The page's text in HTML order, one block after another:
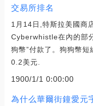
交易所排名
1月14日,特斯拉美國商
Cyberwhistle在內的部
狗幣”付款了。狗狗幣
0.2美元.
1900/1/1 0:00:00
為什么華爾街鐘愛元